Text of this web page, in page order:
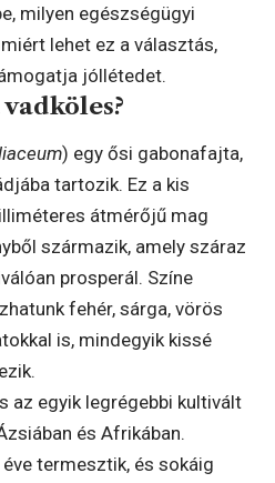
milyen egészségügyi
lehet ez a választás,
jóllétedet.
) egy ősi gabonafajta,
tartozik. Ez a kis
átmérőjű mag
származik, amely száraz
prosperál. Színe
fehér, sárga, vörös
is, mindegyik kissé
az egyik legrégebbi kultivált
és Afrikában.
termesztik, és sokáig